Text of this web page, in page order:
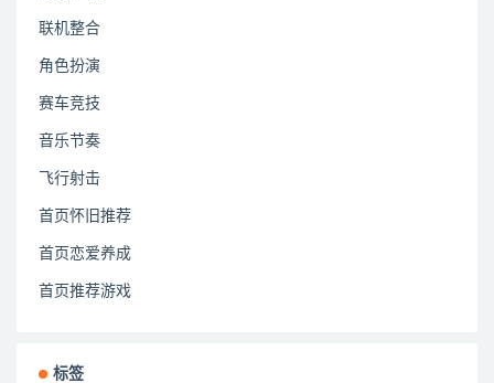
联机整合
角色扮演
赛车竞技
音乐节奏
飞行射击
首页怀旧推荐
首页恋爱养成
首页推荐游戏
标签